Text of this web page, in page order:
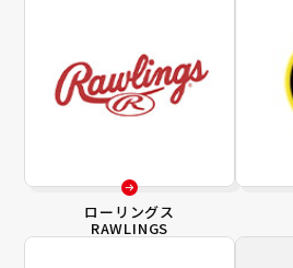
ローリングス
RAWLINGS